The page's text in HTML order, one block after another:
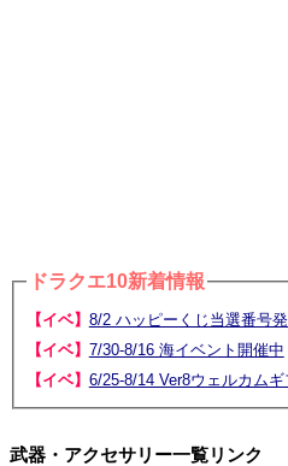
ドラクエ10新着情報
【イベ】 8/2 ハッピーくじ当選番号発
【イベ】 7/30-8/16 海イベント開催中
【イベ】 6/25-8/14 Ver8ウェルカムギ
武器・アクセサリー一覧リンク